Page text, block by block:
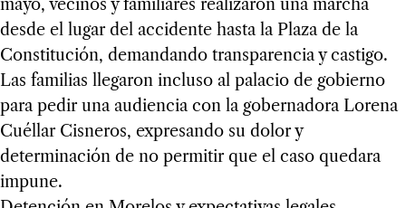
mayo, vecinos y familiares realizaron una marcha
desde el lugar del accidente hasta la Plaza de la
Constitución, demandando transparencia y castigo.
Las familias llegaron incluso al palacio de gobierno
para pedir una audiencia con la gobernadora Lorena
Cuéllar Cisneros, expresando su dolor y
determinación de no permitir que el caso quedara
impune.